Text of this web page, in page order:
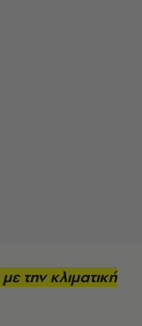
την κλιματική